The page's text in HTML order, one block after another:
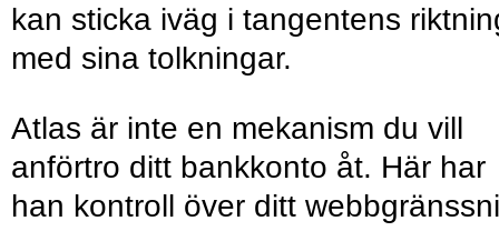
kan sticka iväg i tangentens
med sina tolkningar.
Atlas är inte en mekanism du vill
anförtro ditt bankkonto åt. Här har
han kontroll över ditt